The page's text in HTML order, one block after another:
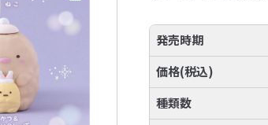
発売時期
価格(税込)
種類数